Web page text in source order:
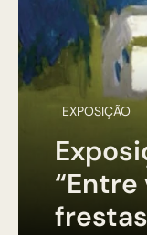
EXPOSIÇÃO